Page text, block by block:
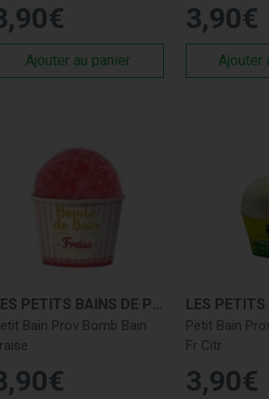
et apaisant de Les Petits Bains de
choix de la douceur et de la naturalité
,90€
Ajouter au panier
3,90€
Ajouter
LES PETITS BAINS DE PROVENCE
Bain Prov Bomb Bain
,90€
Petit Bain
Fr Citr
3,90€